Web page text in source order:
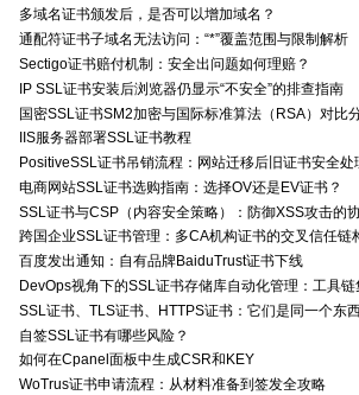
多域名证书颁发后，是否可以增加域名？
通配符证书子域名无法访问：“*”覆盖范围与限制解析
Sectigo证书赔付机制：安全出问题如何理赔？
IP SSL证书安装后浏览器仍显示“不安全”的排查指南
国密SSL证书SM2加密与国际标准算法（RSA）对比
IIS服务器部署SSL证书教程
PositiveSSL证书吊销流程：网站迁移后旧证书安全处
电商网站SSL证书选购指南：选择OV还是EV证书？
SSL证书与CSP（内容安全策略）：防御XSS攻击的
跨国企业SSL证书管理：多CA机构证书的交叉信任链
百度发出通知：自有品牌BaiduTrust证书下线
DevOps视角下的SSL证书存储库自动化管理：工具
SSL证书、TLS证书、HTTPS证书：它们是同一个东
自签SSL证书有哪些风险？
如何在Cpanel面板中生成CSR和KEY
WoTrus证书申请流程：从材料准备到签发全攻略